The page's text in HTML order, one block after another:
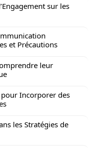
sur les
et Précautions
leur
Incorporer des
les Stratégies de